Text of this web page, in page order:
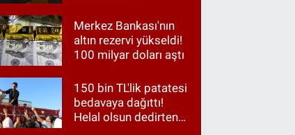
Merkez Bankası'nın
altın rezervi yükseldi!
100 milyar doları aştı
150 bin TL'lik patatesi
bedavaya dağıttı!
Helal olsun dedirten